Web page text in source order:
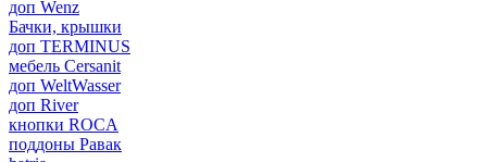
доп Wenz
Бачки, крышки
доп TERMINUS
мебель Cersanit
доп WeltWasser
доп River
кнопки ROCA
поддоны Равак